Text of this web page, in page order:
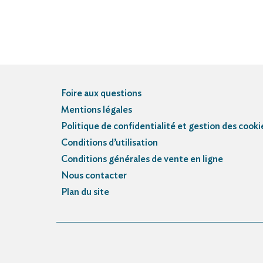
Foire aux questions
Mentions légales
Politique de confidentialité et gestion des
Conditions d’utilisation
Conditions générales de vente en ligne
Nous contacter
Plan du site